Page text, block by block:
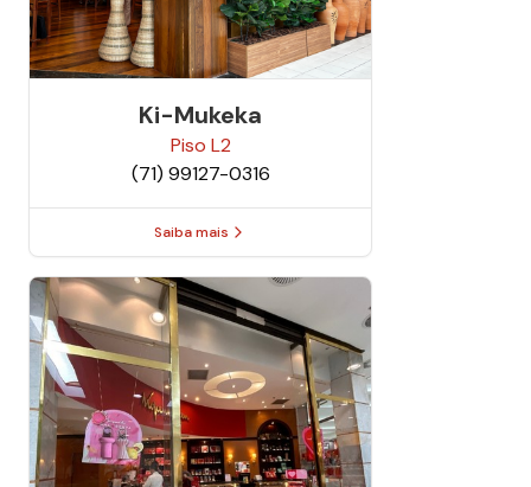
Ki-Mukeka
Piso L2
(71) 99127-0316
Saiba mais